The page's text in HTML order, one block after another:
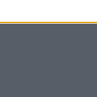
πάντοτε